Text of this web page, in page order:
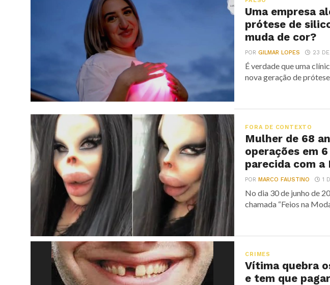
Uma empresa
prótese de
muda de cor?
PORGILMAR LOPES 23
É verdade que uma
nova geração de
FORA DE CONTEXTO
Mulher de 68
operações em
parecida com a
PORMARCO FAUSTINO 1
No dia 30 de junho de
chamada “Feios na
CRIMES
Vítima quebra
e tem que